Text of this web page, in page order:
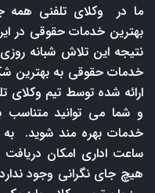
ما در وکلای تلفنی همه
بهترین خدمات حقوقی در
نتیجه این تلاش شبانه
خدمات حقوقی به
ارائه شده توسط تیم وکلای
و شما می توانید متناسب
خدمات بهره مند شوید. به
ساعت اداری امکان
هیچ جای نگرانی وجود